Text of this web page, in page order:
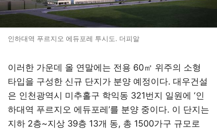
인하대역 푸르지오 에듀포레 투시도. 더피알
이러한 가운데 올 연말에는 전용 60㎡ 위주의 소형
타입을 구성한 신규 단지가 분양 예정이다. 대우건설
은 인천광역시 미추홀구 학익동 321번지 일원에 ‘인
하대역 푸르지오 에듀포레’를 분양 중이다. 이 단지는
지하 2층~지상 39층 13개 동, 총 1500가구 규모로